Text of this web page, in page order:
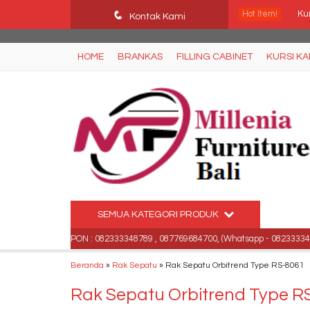
Ffn26mCseQzwzJTw3smpNE8Nti1cAw6hYZWaSDjvoqs
q Kontak Kami Hot Item!
HOME BRANKAS FILLING CABINET KURSI
SEMUA KATEGORI PRODUK
TELPON : 082333348789 , 087769684700, (Whatsapp - 082333348789)
Beranda » Rak Sepatu » Rak Sepatu Orbitrend Type RS-8061
Rak Sepatu Orbitrend Type